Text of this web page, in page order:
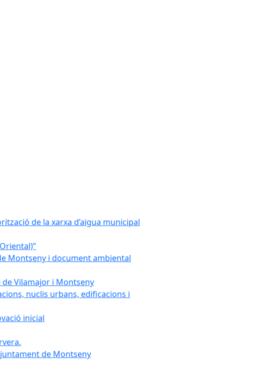
de la xarxa d’aigua municipal
Montseny i document ambiental
Vilamajor i Montseny
nuclis urbans, edificacions i
inicial
de Montseny